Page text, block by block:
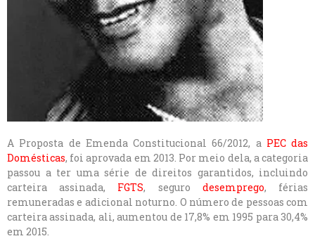
A Proposta de Emenda Constitucional 66/2012, a PEC das
Domésticas, foi aprovada em 2013. Por meio dela, a categoria
passou a ter uma série de direitos garantidos, incluindo
carteira assinada, FGTS, seguro desemprego, férias
remuneradas e adicional noturno. O número de pessoas com
carteira assinada, ali, aumentou de 17,8% em 1995 para 30,4%
em 2015.